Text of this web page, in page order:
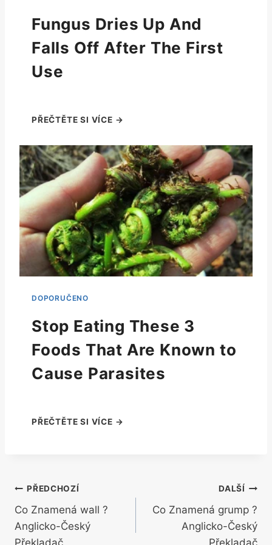
Fungus Dries Up And
Falls Off After The First
Use
Stop Eating These 3
Foods That Are Known to
Cause Parasites
Navigace
pro
PŘEDCHOZÍ
Co Znamená wall ?
Anglicko-Český
Překladač
DALŠÍ
Co Znamená grump ?
Anglicko-Český
Překladač